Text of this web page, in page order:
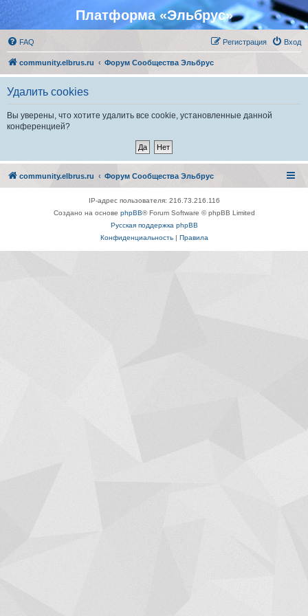
Платформа «Эльбрус»
FAQ Вход
Регистрация
community.elbrus.ru Форум Сообщества Эльбрус
Удалить cookies
Вы уверены, что хотите удалить все cookie, установленные данной
конференцией?
community.elbrus.ru Форум Сообщества Эльбрус
IP-адрес пользователя: 216.73.216.116
Создано на основе phpBB® Forum Software © phpBB Limited
Русская поддержка phpBB
Конфиденциальность| Правила